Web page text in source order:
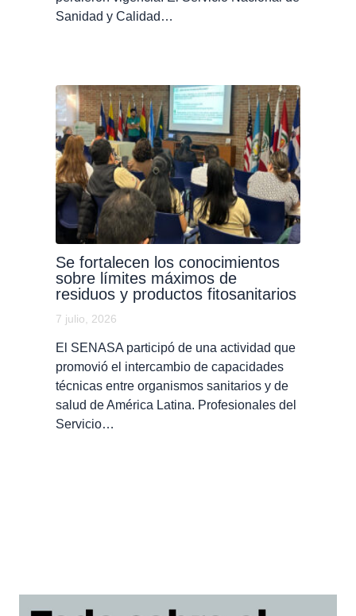
Sanidad y Calidad…
Se fortalecen los conocimientos
sobre límites máximos de
residuos y productos fitosanitarios
7 julio, 2026
El SENASA participó de una actividad que
promovió el intercambio de capacidades
técnicas entre organismos sanitarios y de
salud de América Latina. Profesionales del
Servicio…